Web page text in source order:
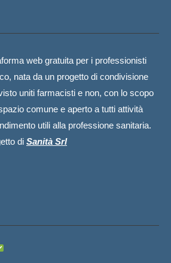
web gratuita per i professionisti
nata da un progetto di condivisione
uniti farmacisti e non, con lo scopo
comune e aperto a tutti attività
utili alla professione sanitaria.
di Sanità Srl